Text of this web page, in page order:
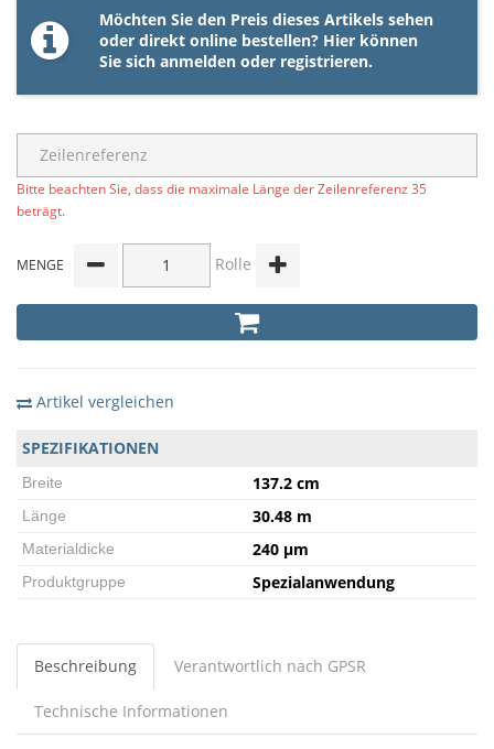
Möchten Sie den Preis dieses Artikels sehen
oder direkt online bestellen? Hier können
Sie sich anmelden oder registrieren.
Bitte beachten Sie, dass die maximale Länge der Zeilenreferenz 35
beträgt.
MENGE Rolle
Artikel vergleichen
SPEZIFIKATIONEN
Breite 137.2 cm
Länge 30.48 m
Materialdicke 240 µm
Produktgruppe Spezialanwendung
Beschreibung Verantwortlich nach GPSR
Technische Informationen